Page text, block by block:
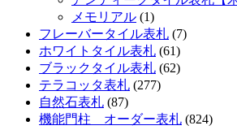
メモリアル (1)
フレーバータイル表札 (7)
ホワイトタイル表札 (61)
ブラックタイル表札 (62)
テラコッタ表札 (277)
自然石表札 (87)
機能門柱 オーダー表札 (824)